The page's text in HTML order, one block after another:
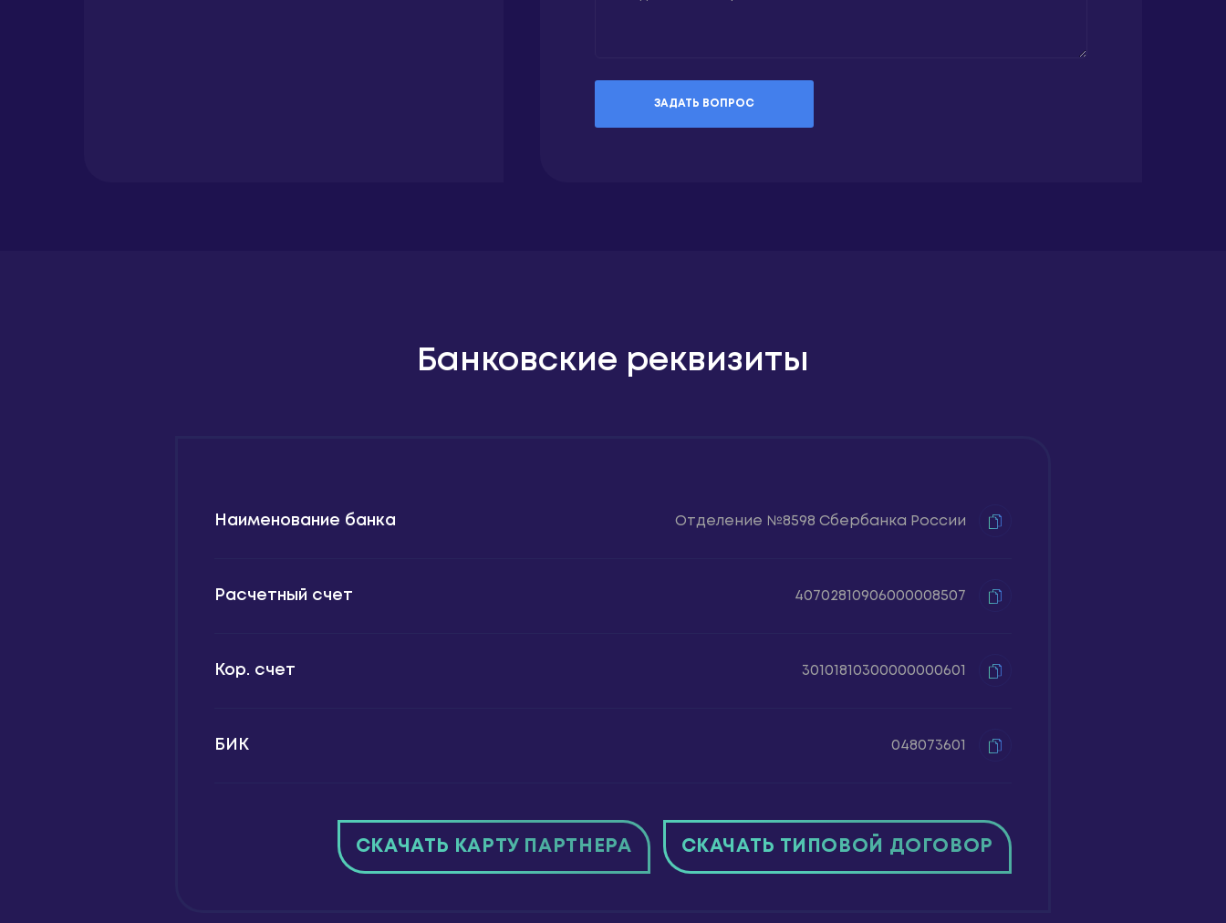
Банковские реквизиты
Наименование банка Отделение №8598 Сбербанка России
Расчетный счет 40702810906000008507
Кор. счет 30101810300000000601
БИК 048073601
СКАЧАТЬ КАРТУ ПАРТНЕРА СКАЧАТЬ ТИПОВОЙ ДОГОВОР